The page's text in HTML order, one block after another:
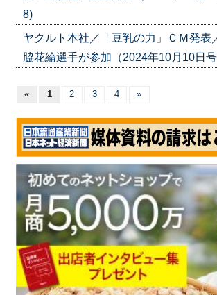
8)
ヤクルト本社／「豆乳の力」ＣＭ発表
脇花綸選手が参加（2024年10月10日
« 1 2 3 4 »